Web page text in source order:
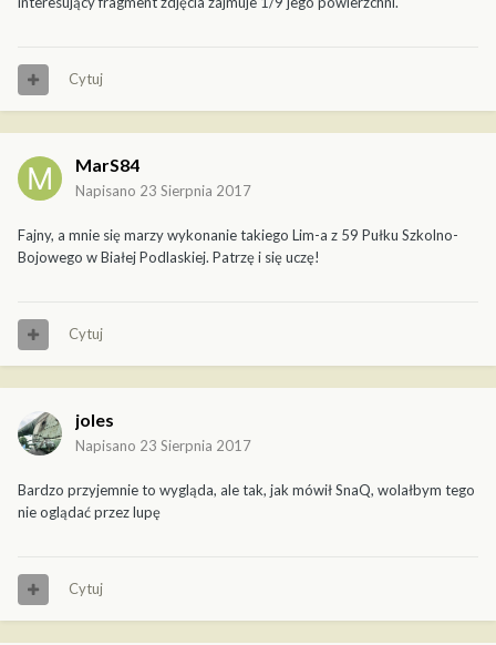
Cytuj
MarS84
Napisano 23 Sierpnia 2017
Fajny, a mnie się marzy wykonanie takiego Lim-a z 59 Pułku Szkolno-
Bojowego w Białej Podlaskiej. Patrzę i się uczę!
Cytuj
joles
Napisano 23 Sierpnia 2017
Bardzo przyjemnie to wygląda, ale tak, jak mówił SnaQ, wolałbym tego
nie oglądać przez lupę
Cytuj